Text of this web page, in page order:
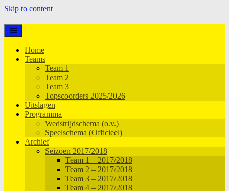
Skip to content
Home
Teams
Team 1
Team 2
Team 3
Topscoorders 2025/2026
Uitslagen
Programma
Wedstrijdschema (o.v.)
Speelschema (Officieel)
Archief
Seizoen 2017/2018
Team 1 – 2017/2018
Team 2 – 2017/2018
Team 3 – 2017/2018
Team 4 – 2017/2018